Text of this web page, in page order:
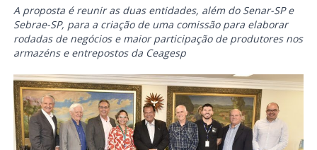
A proposta é reunir as duas entidades, além do Senar-SP e
Sebrae-SP, para a criação de uma comissão para elaborar
rodadas de negócios e maior participação de produtores nos
armazéns e entrepostos da Ceagesp